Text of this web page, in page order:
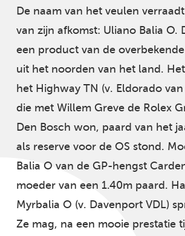
De naam van het veulen
van zijn afkomst: Uliano Balia O.
een product van de
uit het noorden van het land.
het Highway TN (v. Eldorado van
die met Willem Greve de Rolex
Den Bosch won, paard van het
als reserve voor de OS stond.
Balia O van de GP-hengst
moeder van een 1.40m paard.
Myrbalia O (v. Davenport VDL)
Ze mag, na een mooie prestatie